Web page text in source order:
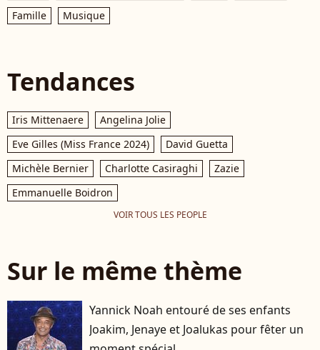
Famille
Musique
Tendances
Iris Mittenaere
Angelina Jolie
Eve Gilles (Miss France 2024)
David Guetta
Michèle Bernier
Charlotte Casiraghi
Zazie
Emmanuelle Boidron
VOIR TOUS LES PEOPLE
Sur le même thème
Yannick Noah entouré de ses enfants
Joakim, Jenaye et Joalukas pour fêter un